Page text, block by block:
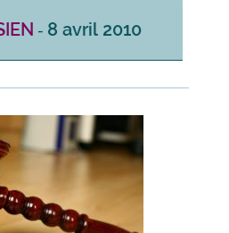
- 8 avril 2010